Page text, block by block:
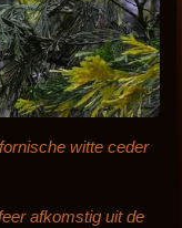
witte ceder
afkomstig uit de